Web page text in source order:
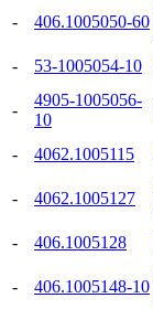
-
406.1005050-60
-
53-1005054-10
-
4905-1005056-
10
-
4062.1005115
-
4062.1005127
-
406.1005128
-
406.1005148-10